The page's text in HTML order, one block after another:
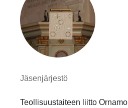
Jäsenjärjestö
Teollisuustaiteen liitto Ornamo